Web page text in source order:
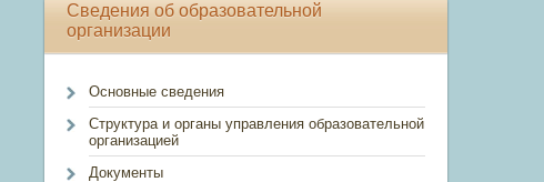
Сведения об образовательной
организации
Основные сведения
Структура и органы управления образовательной
организацией
Документы